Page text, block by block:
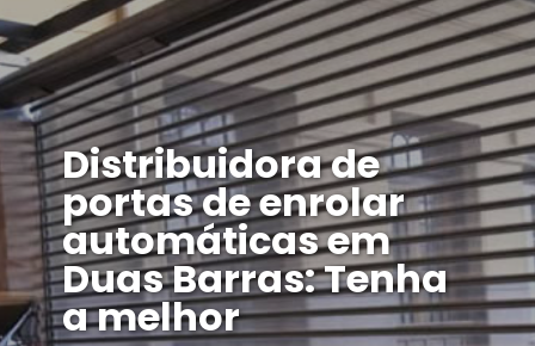
Distribuidora de
portas de enrolar
automáticas em
Duas Barras: Tenha
a melhor